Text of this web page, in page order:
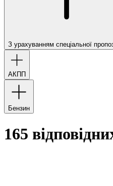
З урахуванням спеціальної
АКПП
Бензин
165